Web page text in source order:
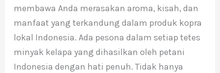
membawa Anda merasakan aroma, kisah, dan
manfaat yang terkandung dalam produk kopra
lokal Indonesia. Ada pesona dalam setiap tetes
minyak kelapa yang dihasilkan oleh petani
Indonesia dengan hati penuh. Tidak hanya